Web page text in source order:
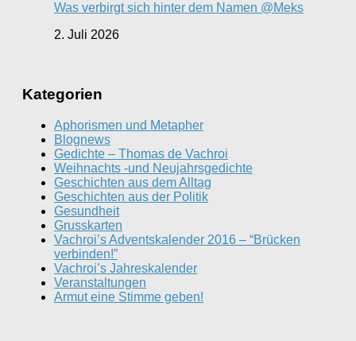
Was verbirgt sich hinter dem Namen @Meks
2. Juli 2026
Kategorien
Aphorismen und Metapher
Blognews
Gedichte – Thomas de Vachroi
Weihnachts -und Neujahrsgedichte
Geschichten aus dem Alltag
Geschichten aus der Politik
Gesundheit
Grusskarten
Vachroi’s Adventskalender 2016 – “Brücken
verbinden!”
Vachroi’s Jahreskalender
Veranstaltungen
Armut eine Stimme geben!